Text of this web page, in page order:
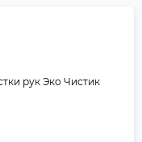
рук Эко Чистик